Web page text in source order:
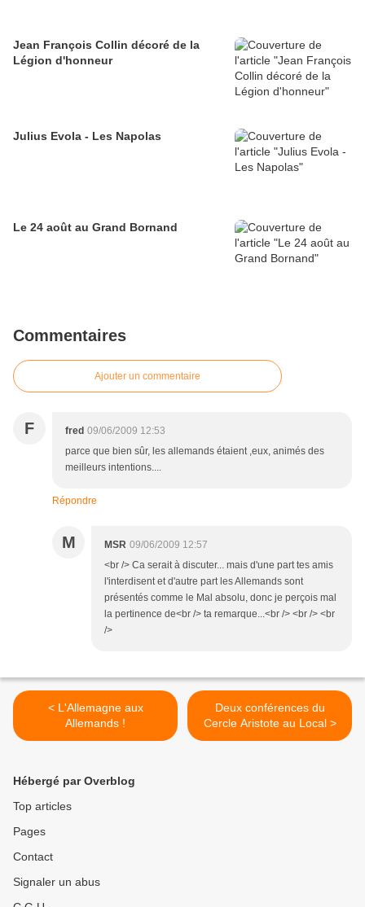
Jean François Collin décoré de la
Légion d'honneur
Julius Evola - Les Napolas
Le 24 août au Grand Bornand
Commentaires
Ajouter un commentaire
F fred 09/06/2009 12:53
parce que bien sûr, les allemands étaient ,eux, animés des
meilleurs intentions....
Répondre
M MSR 09/06/2009 12:57
<br /> Ca serait à discuter... mais d'une part tes amis
l'interdisent et d'autre part les Allemands sont
présentés comme le Mal absolu, donc je perçois mal
la pertinence de<br /> ta remarque...<br /> <br /> <br
/>
< L'Allemagne aux
Allemands !
Deux conférences du
Cercle Aristote au Local >
Hébergé par Overblog
Top articles
Pages
Contact
Signaler un abus